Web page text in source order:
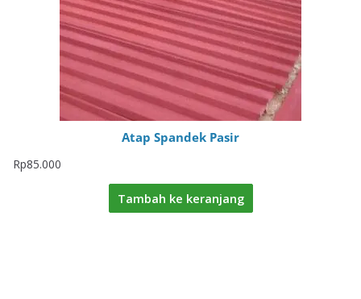
Atap Spandek Pasir
Rp85.000
Tambah ke keranjang